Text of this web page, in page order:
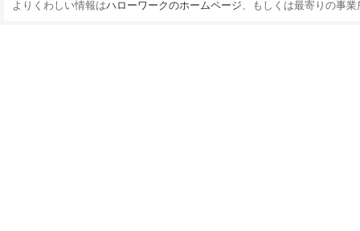
よりくわしい情報はハローワークのホームページ、もしくは最寄りの事